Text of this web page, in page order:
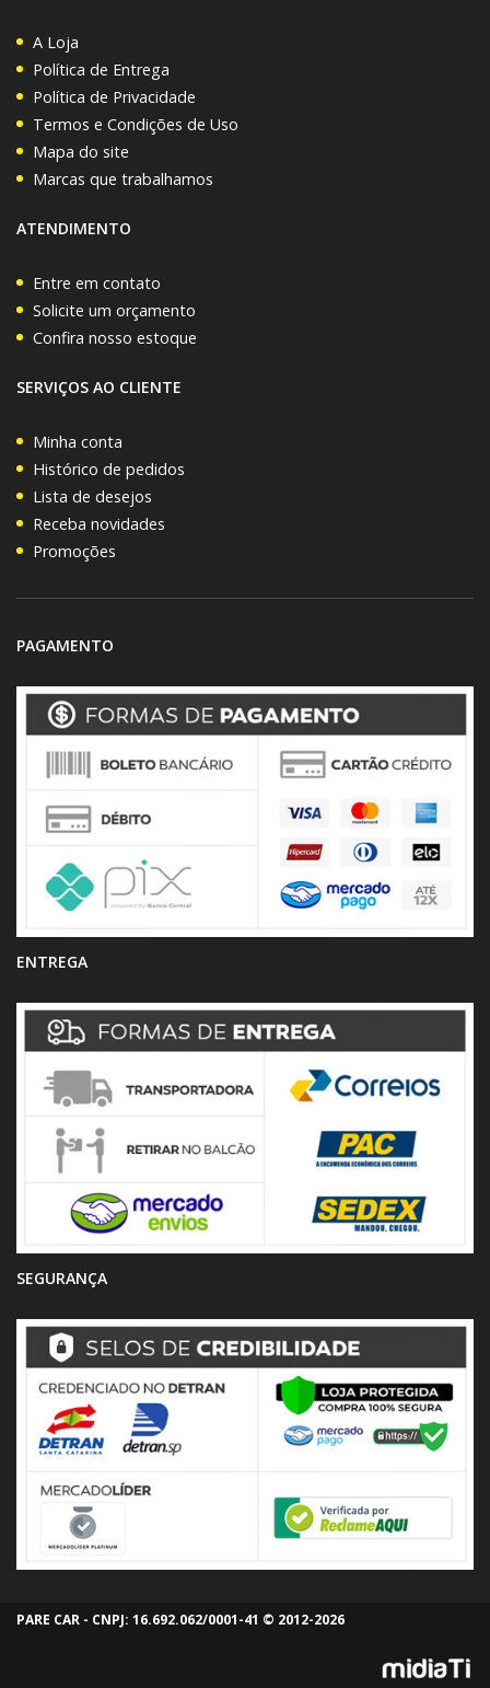
A Loja
Política de Entrega
Política de Privacidade
Termos e Condições de Uso
Mapa do site
Marcas que trabalhamos
ATENDIMENTO
Entre em contato
Solicite um orçamento
Confira nosso estoque
SERVIÇOS AO CLIENTE
Minha conta
Histórico de pedidos
Lista de desejos
Receba novidades
Promoções
PAGAMENTO
ENTREGA
SEGURANÇA
PARE CAR - CNPJ: 16.692.062/0001-41 © 2012-2026